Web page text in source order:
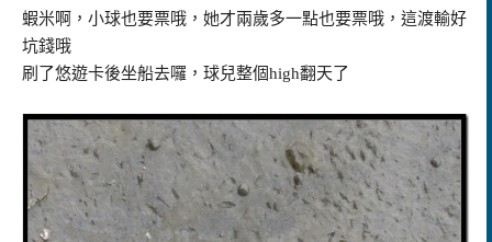
蝦米啊，小球也要票哦，她才兩歲多一點也要票哦，這渡輸好
坑錢哦
刷了悠遊卡後坐船去囉，球兒整個high翻天了